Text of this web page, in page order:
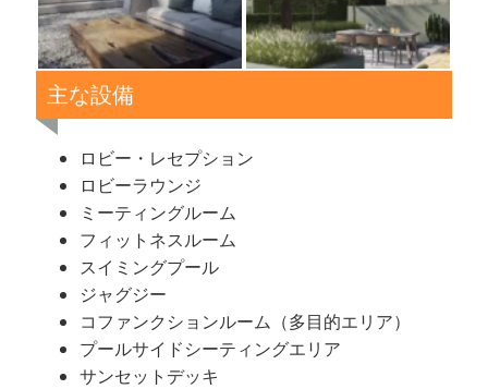
主な設備
ロビー・レセプション
ロビーラウンジ
ミーティングルーム
フィットネスルーム
スイミングプール
ジャグジー
コファンクションルーム（多目的エリア）
プールサイドシーティングエリア
サンセットデッキ